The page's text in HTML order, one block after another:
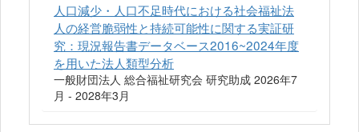
人口減少・人口不足時代における社会福祉法
人の経営脆弱性と持続可能性に関する実証研
究：現況報告書データベース2016~2024年度
を用いた法人類型分析
一般財団法人 総合福祉研究会 研究助成 2026年7
月 - 2028年3月